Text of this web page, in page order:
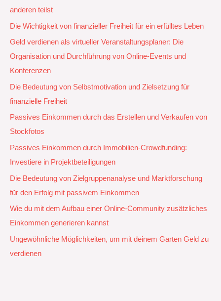
anderen teilst
Die Wichtigkeit von finanzieller Freiheit für ein erfülltes Leben
Geld verdienen als virtueller Veranstaltungsplaner: Die
Organisation und Durchführung von Online-Events und
Konferenzen
Die Bedeutung von Selbstmotivation und Zielsetzung für
finanzielle Freiheit
Passives Einkommen durch das Erstellen und Verkaufen von
Stockfotos
Passives Einkommen durch Immobilien-Crowdfunding:
Investiere in Projektbeteiligungen
Die Bedeutung von Zielgruppenanalyse und Marktforschung
für den Erfolg mit passivem Einkommen
Wie du mit dem Aufbau einer Online-Community zusätzliches
Einkommen generieren kannst
Ungewöhnliche Möglichkeiten, um mit deinem Garten Geld zu
verdienen